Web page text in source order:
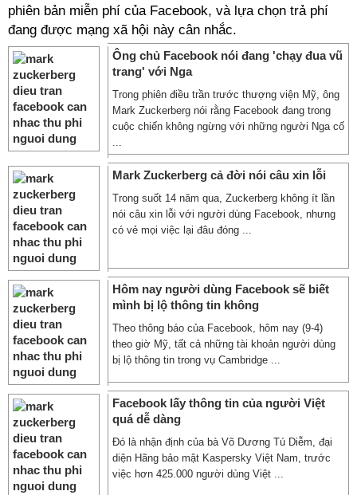
phiên bản miễn phí của Facebook, và lựa chọn trả phí
đang được mạng xã hội này cân nhắc.
Ông chủ Facebook nói đang 'chạy đua vũ
trang' với Nga
Trong phiên điều trần trước thượng viện Mỹ, ông
Mark Zuckerberg nói rằng Facebook đang trong
cuộc chiến không ngừng với những người Nga cố
...
Mark Zuckerberg cả đời nói câu xin lỗi
Trong suốt 14 năm qua, Zuckerberg không ít lần
nói câu xin lỗi với người dùng Facebook, nhưng
có vẻ mọi việc lại đâu đóng ...
Hôm nay người dùng Facebook sẽ biết
mình bị lộ thông tin không
Theo thông báo của Facebook, hôm nay (9-4)
theo giờ Mỹ, tất cả những tài khoản người dùng
bị lộ thông tin trong vụ Cambridge ...
Facebook lấy thông tin của người Việt
quá dễ dàng
Đó là nhận định của bà Võ Dương Tú Diễm, đại
diện Hãng bảo mật Kaspersky Việt Nam, trước
việc hơn 425.000 người dùng Việt ...